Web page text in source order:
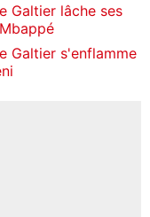
Galtier lâche ses
Galtier s'enflamme